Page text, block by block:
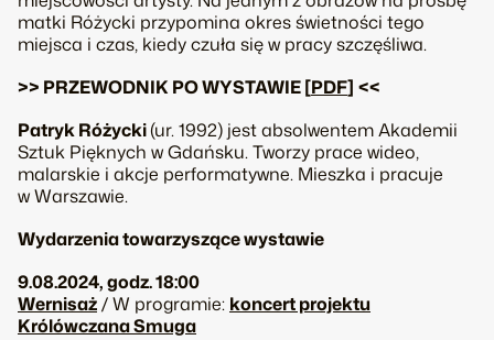
matki Różycki przypomina okres świetności tego
miejsca i czas, kiedy czuła się w pracy szczęśliwa.
>> PRZEWODNIK PO WYSTAWIE [PDF] <<
Patryk Różycki(ur. 1992) jest absolwentem Akademii
Sztuk Pięknych w Gdańsku. Tworzy prace wideo,
malarskie i akcje performatywne. Mieszka i pracuje
w Warszawie.
Wydarzenia towarzyszące wystawie
9.08.2024, godz. 18:00
Wernisaż/ W programie: koncert projektu
Królówczana Smuga